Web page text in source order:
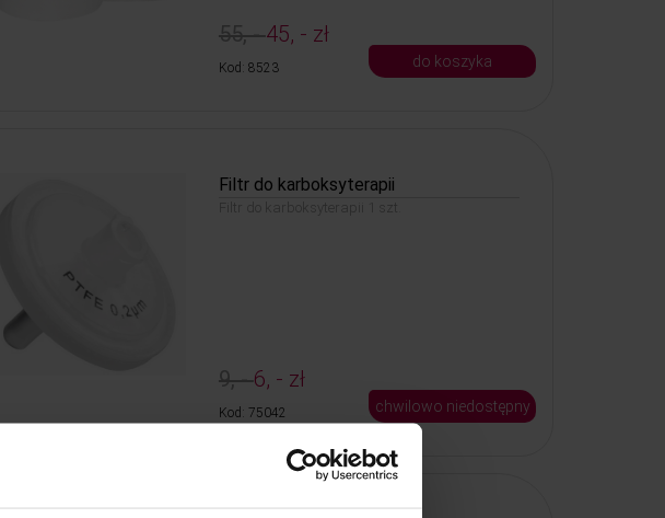
55, -45, - zł
Kod: 8523 do koszyka
Filtr do karboksyterapii
Filtr do karboksyterapii 1 szt.
9, -6, - zł
Kod: 75042 chwilowo niedostępny